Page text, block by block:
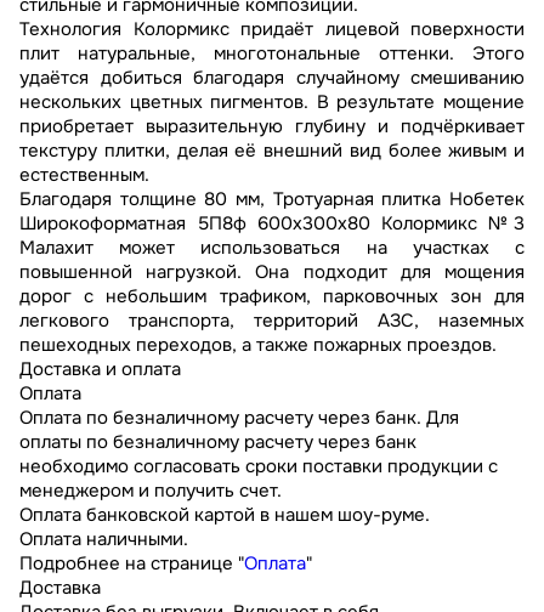
Технология Колормикс придаёт лицевой поверхности
плит натуральные, многотональные оттенки. Этого
удаётся добиться благодаря случайному смешиванию
нескольких цветных пигментов. В результате мощение
приобретает выразительную глубину и подчёркивает
текстуру плитки, делая её внешний вид более живым и
естественным.
Благодаря толщине 80 мм, Тротуарная плитка Нобетек
Широкоформатная 5П8ф 600x300x80 Колормикс №3
Малахит может использоваться на участках с
повышенной нагрузкой. Она подходит для мощения
дорог с небольшим трафиком, парковочных зон для
легкового транспорта, территорий АЗС, наземных
пешеходных переходов, а также пожарных проездов.
Доставка и оплата
Оплата
Оплата по безналичному расчету через банк. Для
оплаты по безналичному расчету через банк
необходимо согласовать сроки поставки продукции с
менеджером и получить счет.
Оплата банковской картой в нашем шоу-руме.
Оплата наличными.
Подробнее на странице "Оплата"
Доставка